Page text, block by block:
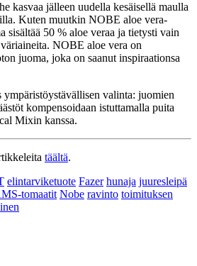
kasvaa jälleen uudella kesäisellä maulla
Kuten muutkin NOBE aloe vera-
sisältää 50 % aloe veraa ja tietysti vain
NOBE aloe vera on
juoma, joka on saanut inspiraationsa
valinta: juomien
kompensoidaan istuttamalla puita
Mixin kanssa.
täältä.
elintarviketuote Fazer hunaja juuresleipä
tomaatit Nobe ravinto toimituksen